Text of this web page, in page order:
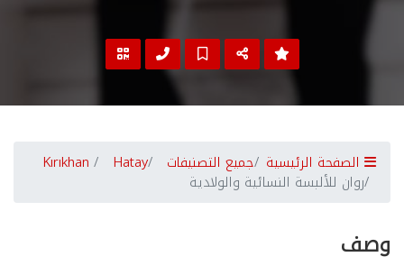
الصفحة الرئيسية جميع التصنيفات Hatay
Kırıkhan
روان للألبسة النسائية والولادية
وصف